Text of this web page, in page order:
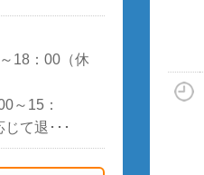
18：00（休
～15：
て退･･･